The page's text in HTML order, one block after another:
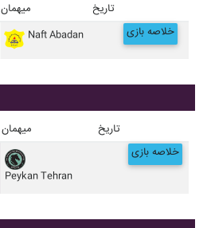
میهمان تاریخ
Naft Abadan خلاصه بازی
میهمان تاریخ
Peykan Tehran
خلاصه بازی